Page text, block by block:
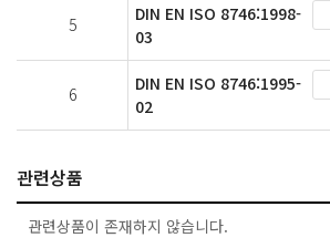
5
DIN EN ISO 8746:1998-
03
6
DIN EN ISO 8746:1995-
02
관련상품
관련상품이 존재하지 않습니다.